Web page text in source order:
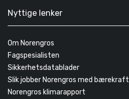
Nyttige lenker
Om Norengros
Fagspesialisten
Sikkerhetsdatablader
Slik jobber Norengros med bærekraft
Norengros klimarapport